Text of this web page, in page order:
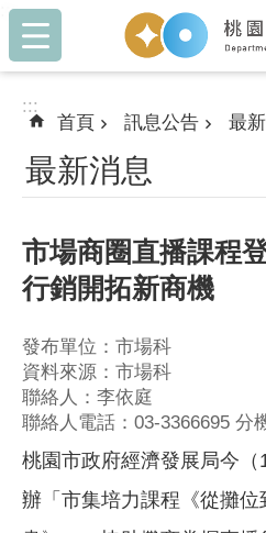
跳到主要內容區塊
:::
:::
首頁 訊息公告 最
最新消息
市場商圈直播課程
行銷開拓新商機
發布單位：市場科
資料來源：市場科
聯絡人：李依庭
聯絡人電話：03-3366695 分
桃園市政府經濟發展局今
辦「市集培力課程《從攤